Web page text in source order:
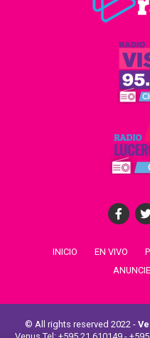
INICIO EN VIVO
© All rights reserved 2022 -